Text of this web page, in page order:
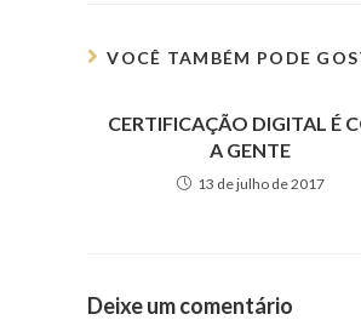
VOCÊ TAMBÉM PODE
CERTIFICAÇÃO DIGITAL É
A GENTE
13 de julho de 2017
Deixe um comentário